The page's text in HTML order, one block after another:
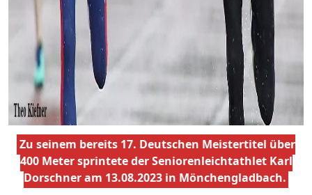
Zu seinem bereits 17. Deutschen Meistertitel über
400 Meter sprintete der Seniorenleichtathlet Karl
Dorschner am 13.08.2023 in Mönchengladbach.